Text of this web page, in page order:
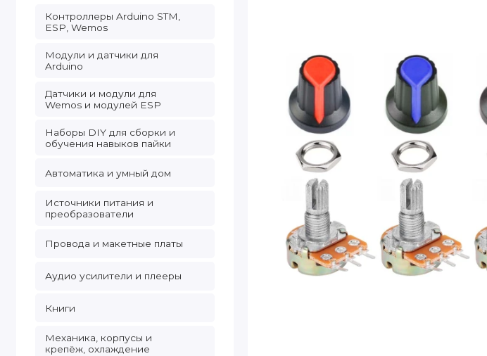
Контроллеры Arduino STM,
ESP, Wemos
Модули и датчики для
Arduino
Датчики и модули для
Wemos и модулей ESP
Наборы DIY для сборки и
обучения навыков пайки
Автоматика и умный дом
Источники питания и
преобразователи
Провода и макетные платы
Аудио усилители и плееры
Книги
Механика, корпусы и
крепёж, охлаждение